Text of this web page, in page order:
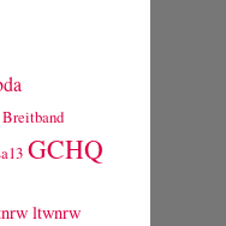
Breitband
GCHQ
ltwnrw